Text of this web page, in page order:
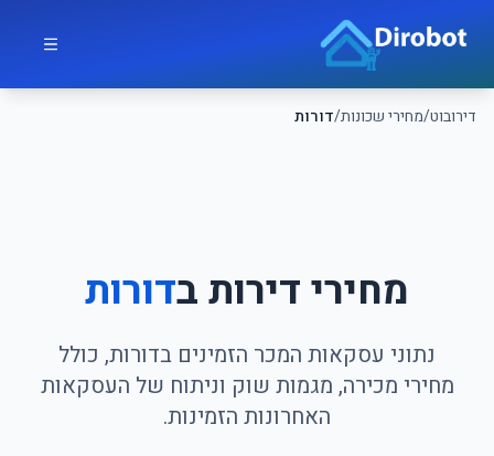
דירובוט/מחירי שכונות/דורות
דירובוט
מחירי דירות בדורות
נתוני עסקאות המכר הזמינים בדורות, כולל
מחירי מכירה, מגמות שוק וניתוח של העסקאות
האחרונות הזמינות.